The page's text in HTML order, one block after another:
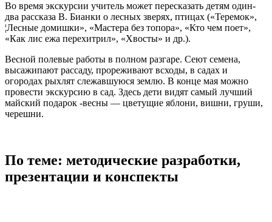
Во время экскурсии учитель может пересказать детям один-
два рассказа В. Бианки о лесных зверях, птицах («Теремок»,
¦Лесные домишки», «Мастера без топора», «Кто чем поет»,
«Как лис ежа перехитрил», «Хвосты» и др.).
Весной полевые работы в полном разгаре. Сеют семена,
высажипают рассаду, прореживают всходы, в садах и
огородах рыхлят слежавшуюся землю. В конце мая можно
провести экскурсию в сад. Здесь дети видят самый лучший
майский подарок -весны — цветущие яблони, вишни, груши,
черешни.
По теме: методические разработки,
презентации и конспекты